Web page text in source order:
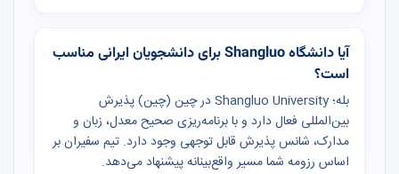
آیا دانشگاه Shangluo برای دانشجویان ایرانی مناسب
است؟
بله؛ Shangluo University در چین (چین) پذیرش
بین‌المللی فعال دارد و با برنامه‌ریزی صحیح معدل، زبان و
مدارک، شانس پذیرش قابل توجهی وجود دارد. تیم سفیران بر
اساس رزومه شما مسیر واقع‌بینانه پیشنهاد می‌دهد.